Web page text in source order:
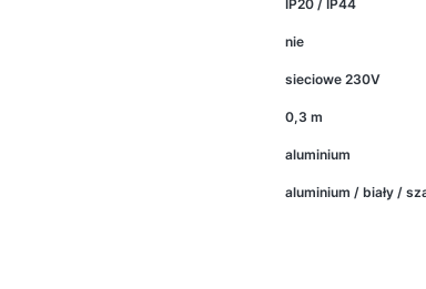
IP20 / IP44
nie
sieciowe 230V
0,3 m
aluminium
aluminium / biały /